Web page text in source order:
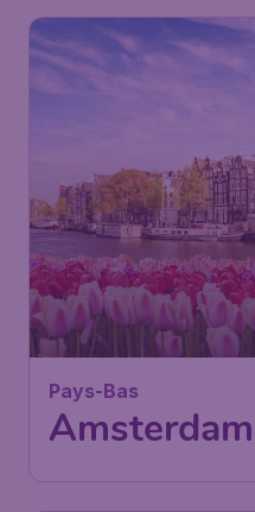
Pays-Bas
Amsterdam
Charles de Gaulle
Amsterdam
Schiphol (Amsterdam)